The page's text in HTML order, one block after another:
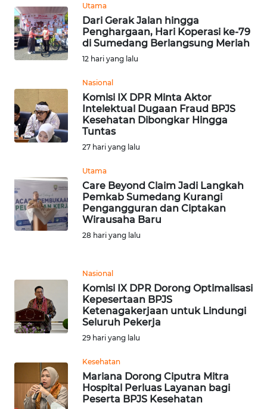
Utama
Dari Gerak Jalan hingga
Penghargaan, Hari Koperasi ke-79
di Sumedang Berlangsung Meriah
12 hari yang lalu
Nasional
Komisi IX DPR Minta Aktor
Intelektual Dugaan Fraud BPJS
Kesehatan Dibongkar Hingga
Tuntas
27 hari yang lalu
Utama
Care Beyond Claim Jadi Langkah
Pemkab Sumedang Kurangi
Pengangguran dan Ciptakan
Wirausaha Baru
28 hari yang lalu
Nasional
Komisi IX DPR Dorong Optimalisasi
Kepesertaan BPJS
Ketenagakerjaan untuk Lindungi
Seluruh Pekerja
29 hari yang lalu
Kesehatan
Mariana Dorong Ciputra Mitra
Hospital Perluas Layanan bagi
Peserta BPJS Kesehatan
INDEKS
BERITA
KONTAK
KAMI
INFO
IKLAN
TENTANG
PEDOMAN
MEDIA
SIBER
DISCLAIMER
Wahana
WN
SUMUT